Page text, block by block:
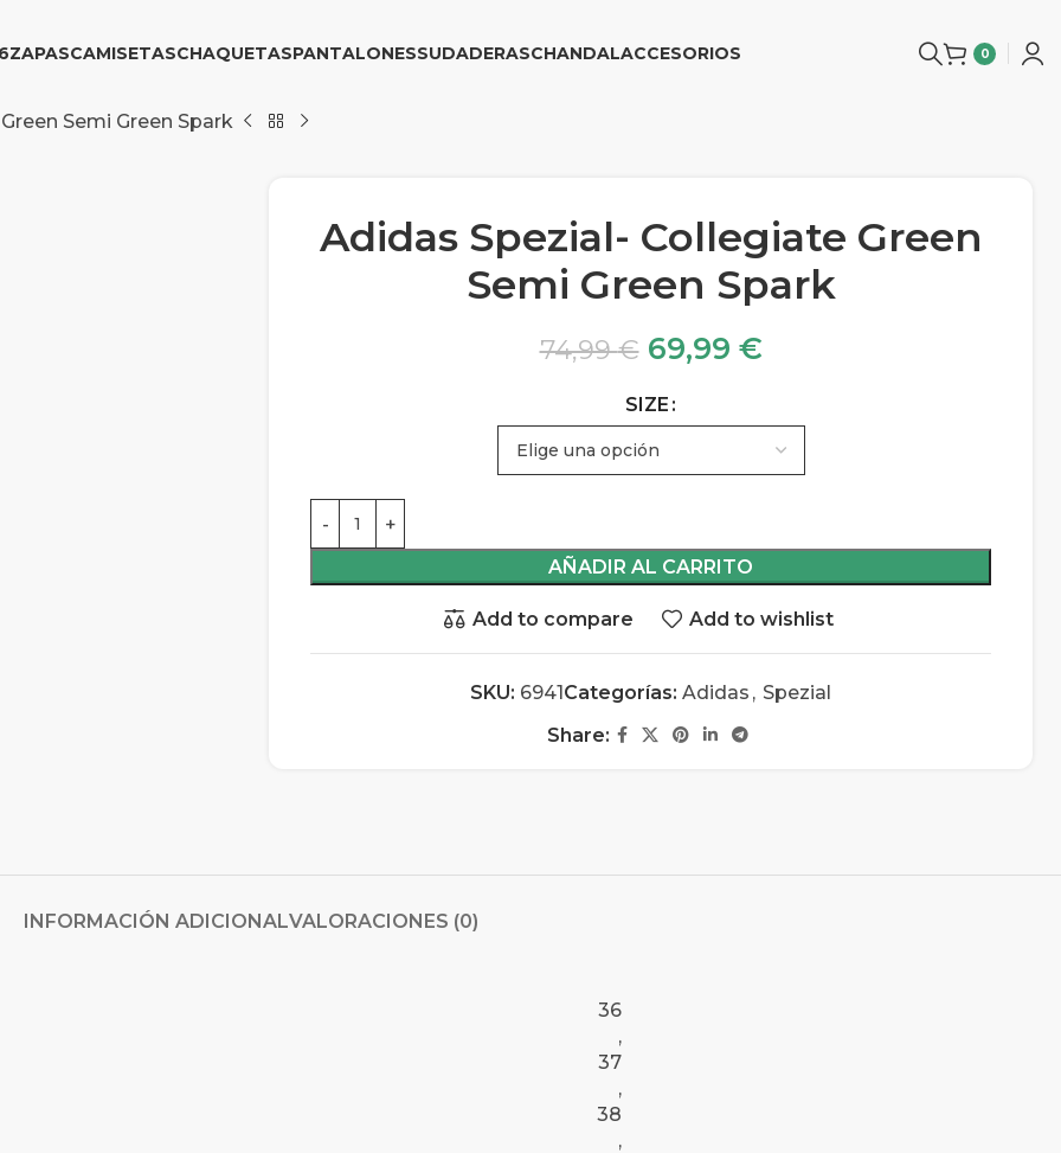
ZAPASCAMISETASCHAQUETASPANTALONESSUDADERASCHANDALACCESORIOS 0
Semi Green Spark
Adidas Spezial- Collegiate Green
Semi Green Spark
74,99€ 69,99 €
SIZE
AÑADIR AL CARRITO
Add to compare Add to wishlist
SKU: 6941Categorías: Adidas , Spezial
Share:
INFORMACIÓN ADICIONALVALORACIONES (0)
36
,
37
,
38
,